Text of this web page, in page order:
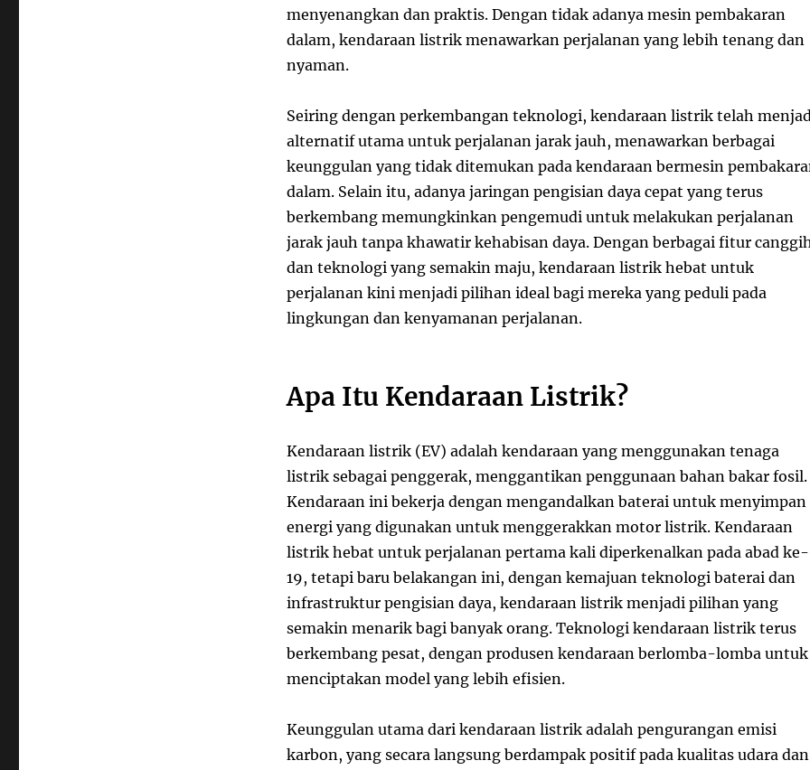
menyenangkan dan praktis. Dengan tidak adanya mesin pembakaran
dalam, kendaraan listrik menawarkan perjalanan yang lebih tenang dan
nyaman.
Seiring dengan perkembangan teknologi, kendaraan listrik telah
alternatif utama untuk perjalanan jarak jauh, menawarkan berbagai
keunggulan yang tidak ditemukan pada kendaraan bermesin
dalam. Selain itu, adanya jaringan pengisian daya cepat yang terus
berkembang memungkinkan pengemudi untuk melakukan perjalanan
jarak jauh tanpa khawatir kehabisan daya. Dengan berbagai fitur
dan teknologi yang semakin maju, kendaraan listrik hebat untuk
perjalanan kini menjadi pilihan ideal bagi mereka yang peduli pada
lingkungan dan kenyamanan perjalanan.
Apa Itu Kendaraan Listrik?
Kendaraan listrik (EV) adalah kendaraan yang menggunakan tenaga
listrik sebagai penggerak, menggantikan penggunaan bahan bakar fosil.
Kendaraan ini bekerja dengan mengandalkan baterai untuk menyimpan
energi yang digunakan untuk menggerakkan motor listrik. Kendaraan
listrik hebat untuk perjalanan pertama kali diperkenalkan pada abad ke-
19, tetapi baru belakangan ini, dengan kemajuan teknologi baterai dan
infrastruktur pengisian daya, kendaraan listrik menjadi pilihan yang
semakin menarik bagi banyak orang. Teknologi kendaraan listrik terus
berkembang pesat, dengan produsen kendaraan berlomba-lomba untuk
menciptakan model yang lebih efisien.
Keunggulan utama dari kendaraan listrik adalah pengurangan emisi
karbon, yang secara langsung berdampak positif pada kualitas udara dan